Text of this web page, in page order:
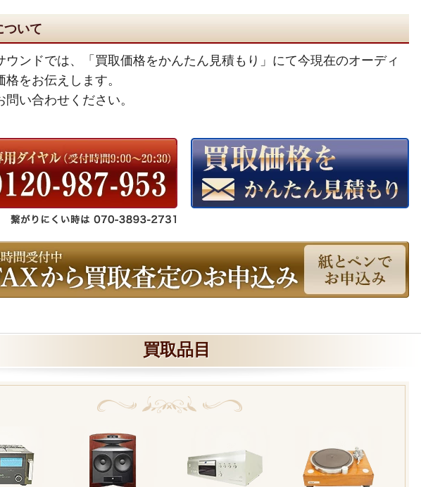
ついて
ウンドでは、「買取価格をかんたん見積もり」にて今現在のオーディ
格をお伝えします。
問い合わせください。
買取品目